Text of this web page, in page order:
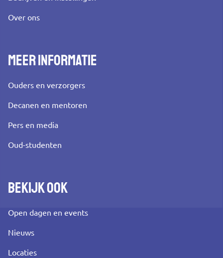
Over ons
Meer informatie
Ouders en verzorgers
Decanen en mentoren
Pers en media
Oud-studenten
Bekijk ook
Open dagen en events
Nieuws
Locaties